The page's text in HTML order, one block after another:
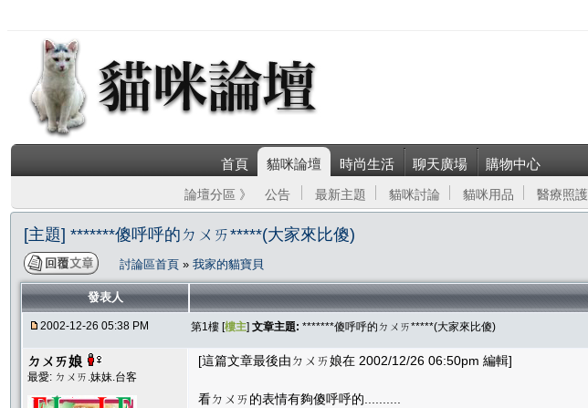
首頁 貓咪論壇 時尚生活 聊天廣場 購物中心
論壇分區 》 公告 最新主題 貓咪討論 貓咪用品 醫療照護
[主題] *******傻呼呼的ㄉㄨㄞ*****(大家來比傻)
討論區首頁 » 我家的貓寶貝
發表人
2002-12-26 05:38 PM 第1樓 [樓主] 文章主題: *******傻呼呼的ㄉㄨㄞ*****(大家來比傻)
ㄉㄨㄞ娘
最愛: ㄉㄨㄞ.妹妹.台客
[這篇文章最後由ㄉㄨㄞ娘在 2002/12/26 06:50pm 編輯]
看ㄉㄨㄞ的表情有夠傻呼呼的..........